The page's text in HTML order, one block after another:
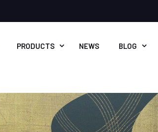
PRODUCTS NEWS BLOG